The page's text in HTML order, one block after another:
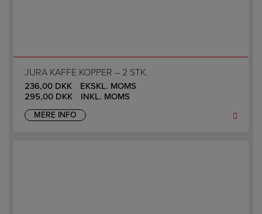
JURA KAFFE KOPPER – 2 STK.
236,00 DKK
EKSKL. MOMS
295,00 DKK INKL. MOMS
MERE INFO